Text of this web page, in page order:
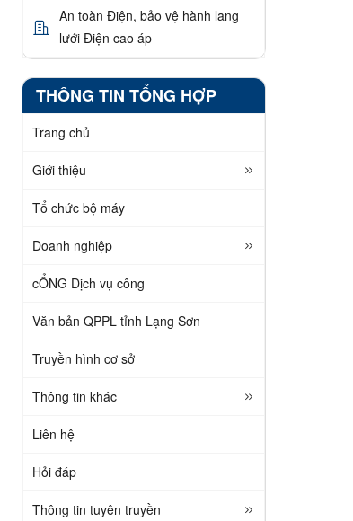
An toàn Điện, bảo vệ hành lang
lưới Điện cao áp
THÔNG TIN TỔNG HỢP
Trang chủ
Giới thiệu
Tổ chức bộ máy
Doanh nghiệp
cỔNG Dịch vụ công
Văn bản QPPL tỉnh Lạng Sơn
Truyền hình cơ sở
Thông tin khác
Liên hệ
Hỏi đáp
Thông tin tuyên truyền